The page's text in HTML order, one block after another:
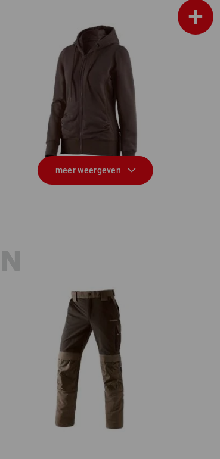
+
e.s. Hoody-Sweatjack poly cotton,
meer weergeven
Functioneel werkbroek e.s.dynashield